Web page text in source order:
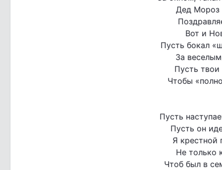
Дед Мороз
Вот и
Пусть бокал
За
Пусть
Чтобы
Пусть
Пусть он
Я крестной
Не только
Чтоб был в